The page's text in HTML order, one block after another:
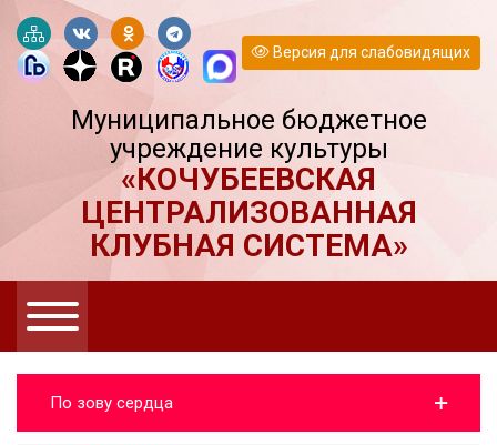
Версия для слабовидящих
Муниципальное бюджетное
учреждение культуры
«КОЧУБЕЕВСКАЯ
ЦЕНТРАЛИЗОВАННАЯ
КЛУБНАЯ СИСТЕМА»
По зову сердца